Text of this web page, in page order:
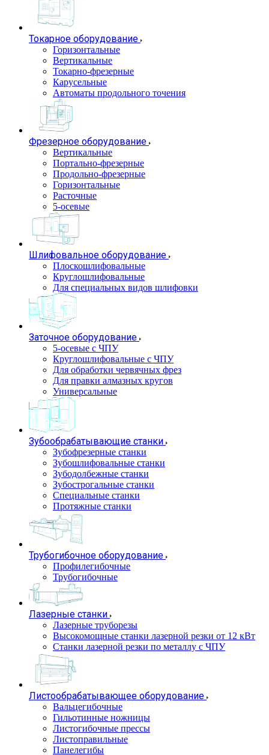
Токарное оборудование
Горизонтальные
Вертикальные
Токарно-фрезерные
Карусельные
Автоматы продольного точения
Фрезерное оборудование
Вертикальные
Портально-фрезерные
Продольно-фрезерные
Горизонтальные
Расточные
5-осевые
Шлифовальное оборудование
Плоскошлифовальные
Круглошлифовальные
Для специальных видов шлифовки
Заточное оборудование
5-осевые с ЧПУ
Круглошлифовальные с ЧПУ
Для обработки червячных фрез
Для правки алмазных кругов
Универсальные
Зубообрабатывающие станки
Зубофрезерные станки
Зубошлифовальные станки
Зубодолбежные станки
Зубострогальные станки
Специальные станки
Протяжные станки
Трубогибочное оборудование
Профилегибочные
Трубогибочные
Лазерные станки
Лазерные труборезы
Высокомощные станки лазерной резки от 12 кВт
Станки лазерной резки по металлу с ЧПУ
Листообрабатывающее оборудование
Вальцегибочные
Гильотинные ножницы
Листогибочные прессы
Листоправильные
Панелегибы